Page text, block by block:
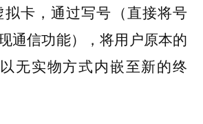
拟卡，通过写号（直接将号
通信功能），将用户原本的
无实物方式内嵌至新的终